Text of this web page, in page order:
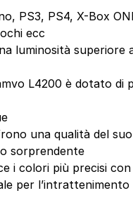
PS3, PS4, X-Box
ecc
luminosità superiore
L4200 è dotato di
una qualità del
sorprendente
i colori più precisi con
per l’intrattenimento